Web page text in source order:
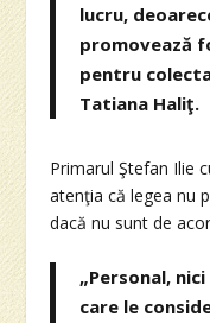
lucru,
promovează
pentru
Tatiana Haliţ.
Primarul Ştefan Ilie
atenţia că legea nu
dacă nu sunt de
„Personal,
care le